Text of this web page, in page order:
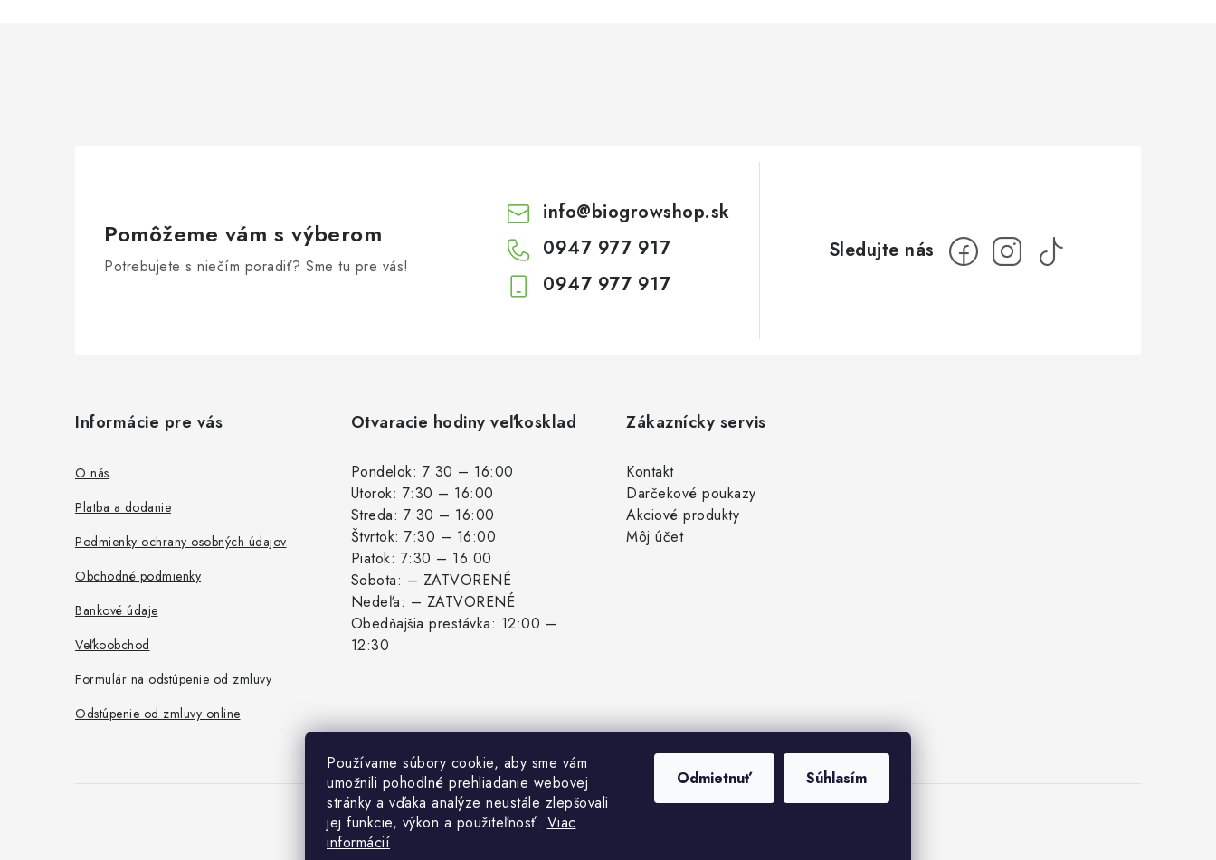
Používame súbory cookie, aby sme vám
umožnili pohodlné prehliadanie webovej
stránky a vďaka analýze neustále zlepšovali
jej funkcie, výkon a použiteľnosť. Viac
informácií
Odmietnuť Súhlasím
Pomôžeme vám s výberom
Potrebujete s niečím poradiť? Sme tu pre vás!
info@biogrowshop.sk
0947 977 917
0947 977 917
Informácie pre vás
O nás
Platba a dodanie
Podmienky ochrany osobných údajov
Obchodné podmienky
Bankové údaje
Veľkoobchod
Formulár na odstúpenie od zmluvy
Odstúpenie od zmluvy online
Otvaracie hodiny veľkosklad
Pondelok: 7:30 – 16:00
Utorok: 7:30 – 16:00
Streda: 7:30 – 16:00
Štvrtok: 7:30 – 16:00
Piatok: 7:30 – 16:00
Sobota: – ZATVORENÉ
Nedeľa: – ZATVORENÉ
Obedňajšia prestávka: 12:00 –
12:30
Zákaznícky servis
Kontakt
Darčekové poukazy
Akciové produkty
Môj účet
Copyright 2026Biogrowshop.sk. Všetky práva vyhradené.